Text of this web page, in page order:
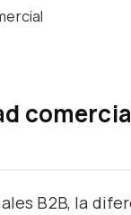
B2B, la